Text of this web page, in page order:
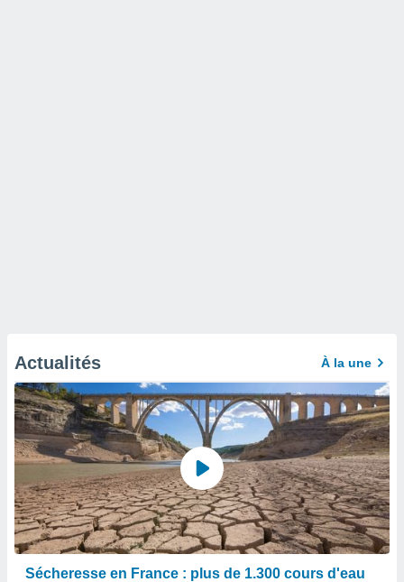
Actualités À la une
Sécheresse en France : plus de 1.300 cours d'eau